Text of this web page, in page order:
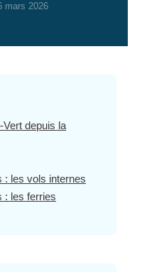
mars 2026
depuis la
: les vols internes
: les ferries